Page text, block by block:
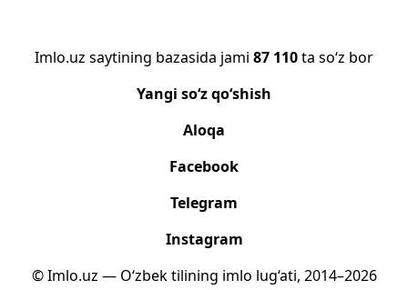
Imlo.uz saytining bazasida jami 87 110ta so‘z bor
Yangi so‘z qo‘shish
Aloqa
Facebook
Telegram
Instagram
© Imlo.uz — O‘zbek tilining imlo lug‘ati, 2014–2026